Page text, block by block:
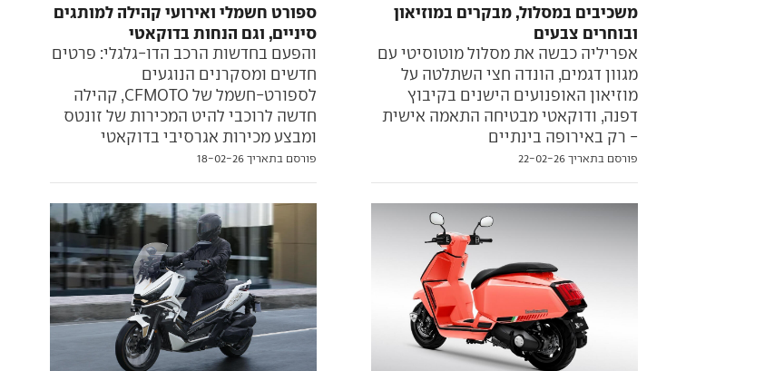
משכיבים במסלול, מבקרים במוזיאון
ובוחרים צבעים
אפריליה כבשה את מסלול מוטוסיטי עם
מגוון דגמים, הונדה חצי השתלטה על
מוזיאון האופנועים הישנים בקיבוץ
דפנה, ודוקאטי מבטיחה התאמה אישית
- רק באירופה בינתיים
פורסם בתאריך 22-02-26
ספורט חשמלי ואירועי קהילה למותגים
סיניים, וגם הנחות בדוקאטי
והפעם בחדשות הרכב הדו-גלגלי: פרטים
חדשים ומסקרנים הנוגעים
לספורט-חשמל של CFMOTO, קהילה
חדשה לרוכבי להיט המכירות של זונטס
ומבצע מכירות אגרסיבי בדוקאטי
פורסם בתאריך 18-02-26